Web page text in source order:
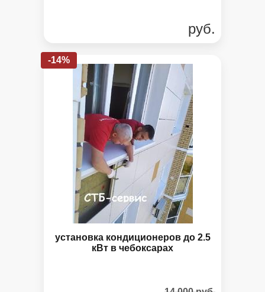
руб.
-14%
установка кондиционеров до 2.5
кВт в чебоксарах